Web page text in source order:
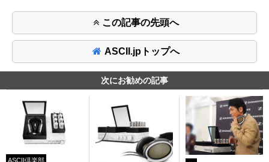
この記事の先頭へ
ASCII.jpトップへ
次にお勧めの記事
ASCII倶楽部